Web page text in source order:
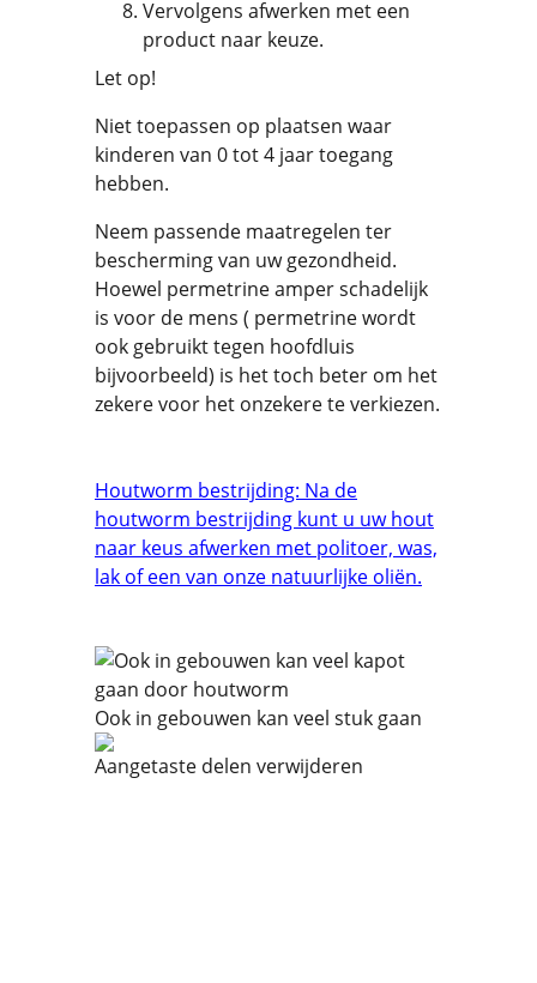
Vervolgens afwerken met een
product naar keuze.
Let op!
Niet toepassen op plaatsen waar
kinderen van 0 tot 4 jaar toegang
hebben.
Neem passende maatregelen ter
bescherming van uw gezondheid.
Hoewel permetrine amper schadelijk
is voor de mens ( permetrine wordt
ook gebruikt tegen hoofdluis
bijvoorbeeld) is het toch beter om het
zekere voor het onzekere te verkiezen.
Houtworm bestrijding: Na de
houtworm bestrijding kunt u uw hout
naar keus afwerken met politoer, was,
lak of een van onze natuurlijke oliën.
Ook in gebouwen kan veel stuk gaan
Aangetaste delen verwijderen